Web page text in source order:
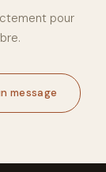
pour
message